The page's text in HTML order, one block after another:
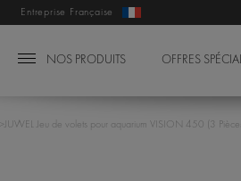
Entreprise Française
NOS PRODUITS OFFRES
JUWEL Jeu de volets pour aquarium VISION 450 (3 Pièces)